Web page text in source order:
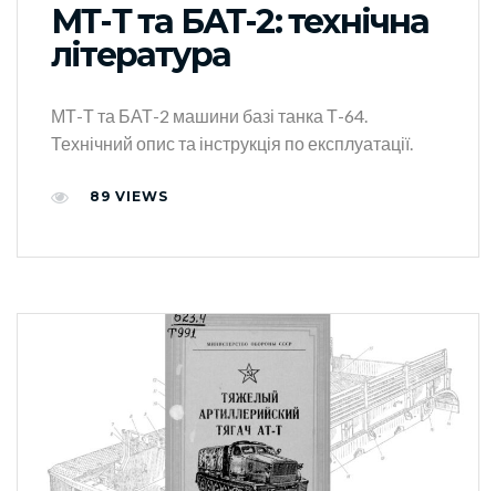
МТ-Т та БАТ-2: технічна
література
МТ-Т та БАТ-2 машини базі танка Т-64.
Технічний опис та інструкція по експлуатації.
89 VIEWS